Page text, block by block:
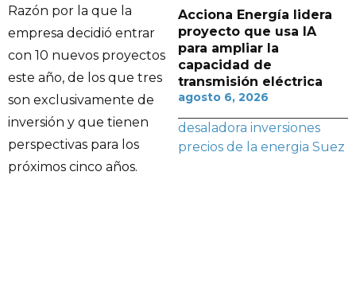
Razón por la que la
empresa decidió entrar
con 10 nuevos proyectos
este año, de los que tres
son exclusivamente de
inversión y que tienen
perspectivas para los
próximos cinco años.
Acciona Energía lidera
proyecto que usa IA
para ampliar la
capacidad de
transmisión eléctrica
agosto 6, 2026
desaladora inversiones
precios de la energia Suez